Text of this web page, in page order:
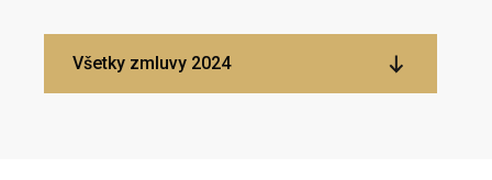
Všetky zmluvy 2024